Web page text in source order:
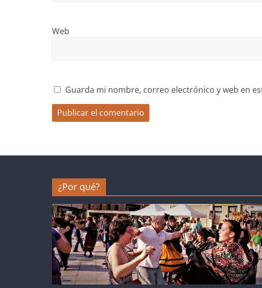
Web
Guarda mi nombre, correo electrónico y web en
¿Por qué?